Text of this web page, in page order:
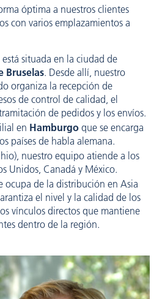
óptima a nuestros clientes
con varios emplazamientos a
está situada en la ciudad de
Bruselas. Desde allí, nuestro
organiza la recepción de
de control de calidad, el
de pedidos y los envíos.
en Hamburgo que se encarga
países de habla alemana.
nuestro equipo atiende a los
Unidos, Canadá y México.
ocupa de la distribución en Asia
el nivel y la calidad de los
vínculos directos que mantiene
dentro de la región.